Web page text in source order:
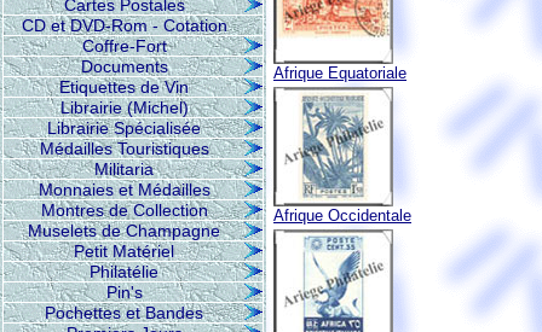
Cartes Postales
CD et DVD-Rom - Cotation
Coffre-Fort
Documents
Etiquettes de Vin
Librairie (Michel)
Librairie Spécialisée
Médailles Touristiques
Militaria
Monnaies et Médailles
Montres de Collection
Muselets de Champagne
Petit Matériel
Philatélie
Pin's
Pochettes et Bandes
Afrique Equatoriale
Afrique Occidentale